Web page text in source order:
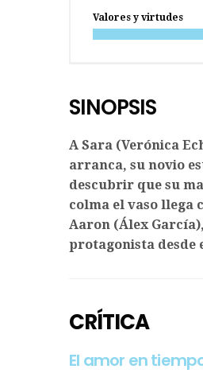
Valores y virtudes
SINOPSIS
A Sara (Verónica
arranca, su novio
descubrir que su
colma el vaso llega
Aaron (Álex
protagonista desde
CRÍTICA
El amor en